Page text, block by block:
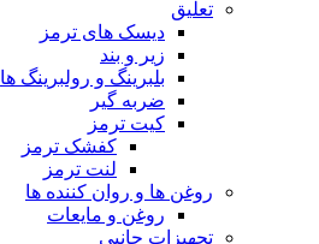
تعلیق
دیسک های ترمز
زیر و بند
بلبرینگ و رولبرینگ ها
ضربه گیر
کیت ترمز
کفشک ترمز
لنت ترمز
روغن ها و روان کننده ها
روغن و مایعات
تجهیزات جانبی